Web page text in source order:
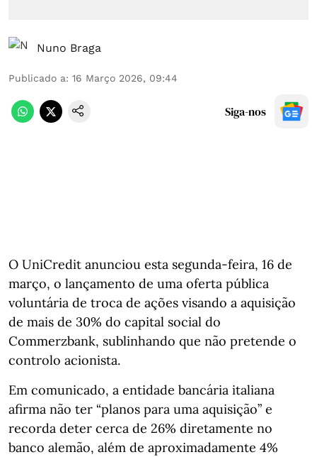
Nuno Braga
Publicado a: 16 Março 2026, 09:44
Siga-nos
O UniCredit anunciou esta segunda-feira, 16 de
março, o lançamento de uma oferta pública
voluntária de troca de ações visando a aquisição
de mais de 30% do capital social do
Commerzbank, sublinhando que não pretende o
controlo acionista.
Em comunicado, a entidade bancária italiana
afirma não ter “planos para uma aquisição” e
recorda deter cerca de 26% diretamente no
banco alemão, além de aproximadamente 4%